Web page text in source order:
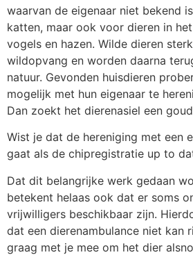
waarvan de eigenaar niet bekend
katten, maar ook voor dieren in
vogels en hazen. Wilde dieren
wildopvang en worden daarna
natuur. Gevonden huisdieren
mogelijk met hun eigenaar te
Dan zoekt het dierenasiel een
Wist je dat de hereniging met een
gaat als de chipregistratie up to
Dat dit belangrijke werk gedaan
betekent helaas ook dat er soms
vrijwilligers beschikbaar zijn.
dat een dierenambulance niet kan
graag met je mee om het dier